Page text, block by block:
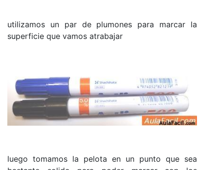
utilizamos un par de plumones para marcar la
superficie que vamos atrabajar
luego tomamos la pelota en un punto que sea